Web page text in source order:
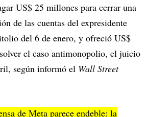
US$ 25 millones para cerrar una
de las cuentas del expresidente
del 6 de enero, y ofreció US$
el caso antimonopolio, el juicio
según informó el Wall Street
de Meta parece endeble: la